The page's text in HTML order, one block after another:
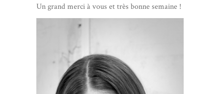
Un grand merci à vous et très bonne semaine !